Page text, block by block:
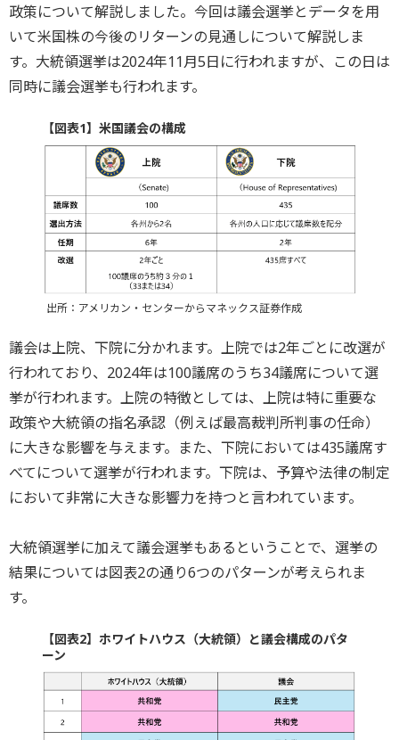
政策について解説しました。今回は議会選挙とデータを用
いて米国株の今後のリターンの見通しについて解説しま
す。大統領選挙は2024年11月5日に行われますが、この日は
同時に議会選挙も行われます。
【図表1】米国議会の構成
出所：アメリカン・センターからマネックス証券作成
議会は上院、下院に分かれます。上院では2年ごとに改選が
行われており、2024年は100議席のうち34議席について選
挙が行われます。上院の特徴としては、上院は特に重要な
政策や大統領の指名承認（例えば最高裁判所判事の任命）
に大きな影響を与えます。また、下院においては435議席す
べてについて選挙が行われます。下院は、予算や法律の制定
において非常に大きな影響力を持つと言われています。
大統領選挙に加えて議会選挙もあるということで、選挙の
結果については図表2の通り6つのパターンが考えられま
す。
【図表2】ホワイトハウス（大統領）と議会構成のパタ
ーン